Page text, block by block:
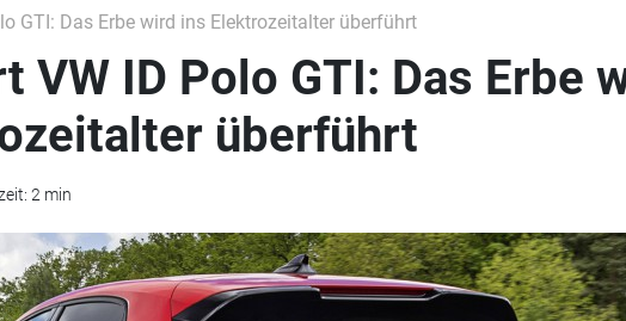
GTI: Das Erbe wird ins Elektrozeitalter überführt
VW ID Polo GTI: Das Erbe
überführt
2 min